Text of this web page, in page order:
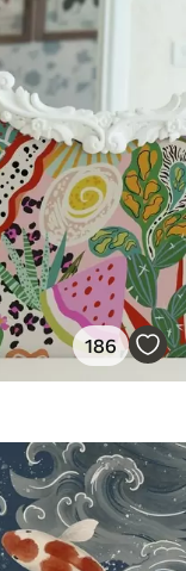
186